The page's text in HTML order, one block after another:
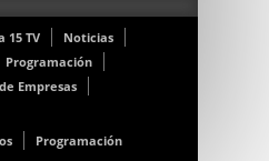
15 TV
Noticias
Programación
Empresas
Programación